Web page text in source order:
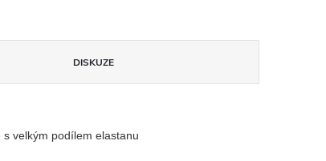
DISKUZE
velkým podílem elastanu